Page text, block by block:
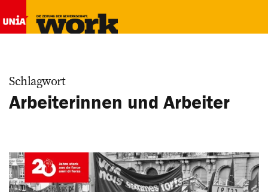
Schlagwort
Arbeiterinnen und Arbeiter